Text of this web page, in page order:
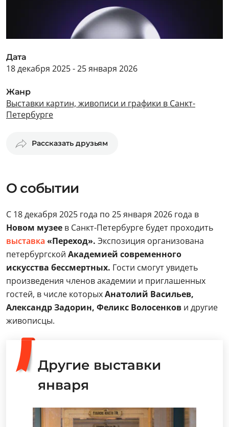
Дата
18 декабря 2025 - 25 января 2026
Жанр
Выставки картин, живописи и графики в Санкт-
Петербурге
Рассказать друзьям
О событии
С 18 декабря 2025 года по 25 января 2026 года в
Новом музее в Санкт-Петербурге будет проходить
выставка «Переход». Экспозиция организована
петербургской Академией современного
искусства бессмертных. Гости смогут увидеть
произведения членов академии и приглашенных
гостей, в числе которыхАнатолий Васильев,
Александр Задорин, Феликс Волосенков и другие
живописцы.
Другие выставки
января